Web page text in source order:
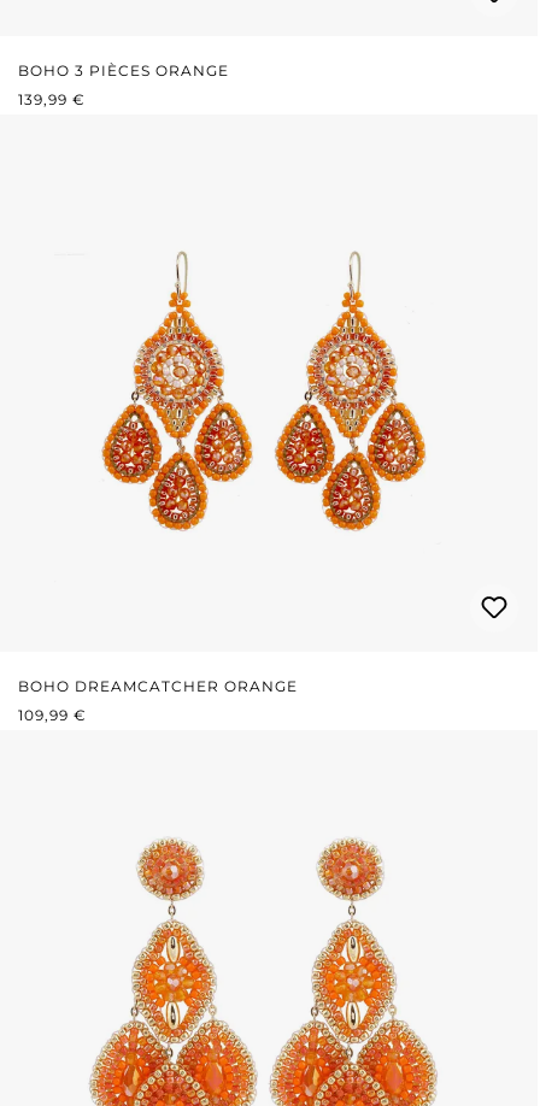
BOHO 3 PIÈCES ORANGE
PRIX RÉGULIER :
139,99 €
BOHO DREAMCATCHER ORANGE
PRIX RÉGULIER :
109,99 €